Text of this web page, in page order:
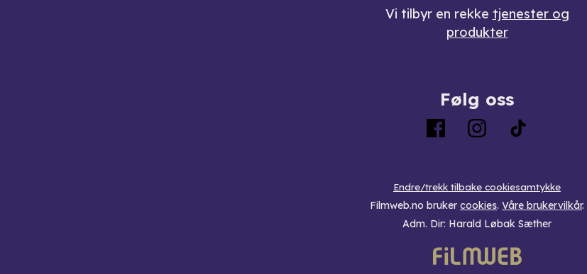
Vi tilbyr en rekke tjenester og
produkter
Følg oss
Endre/trekk tilbake cookiesamtykke
Filmweb.no bruker cookies. Våre brukervilkår.
Adm. Dir: Harald Løbak Sæther